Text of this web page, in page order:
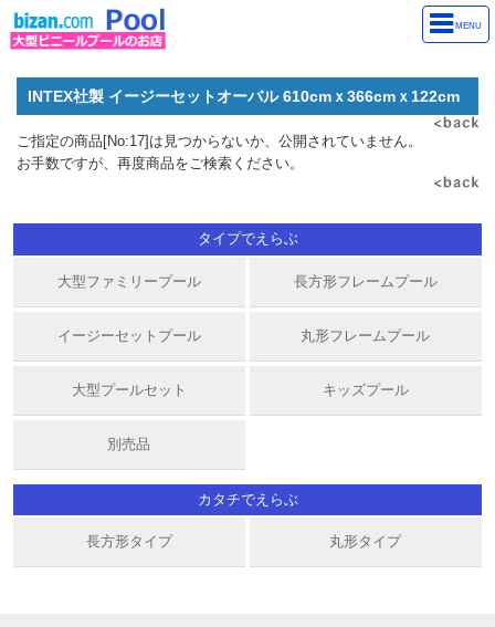
MENU
INTEX社製 イージーセットオーバル 610cmｘ366cmｘ122cm
ご指定の商品[No:17]は見つからないか、公開されていません。
お手数ですが、再度商品をご検索ください。
タイプでえらぶ
大型ファミリープール 長方形フレームプール
イージーセットプール 丸形フレームプール
大型プールセット キッズプール
別売品
カタチでえらぶ
長方形タイプ 丸形タイプ